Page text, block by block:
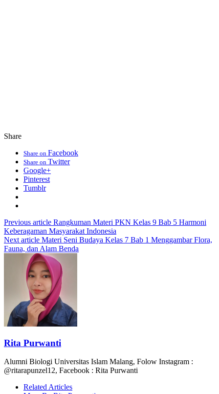
Share
Share on Facebook
Share on Twitter
Google+
Pinterest
Tumblr
Previous article Rangkuman Materi PKN Kelas 9 Bab 5 Harmoni
Keberagaman Masyarakat Indonesia
Next article Materi Seni Budaya Kelas 7 Bab 1 Menggambar Flora,
Fauna, dan Alam Benda
Rita Purwanti
Alumni Biologi Universitas Islam Malang, Folow Instagram :
@ritarapunzel12, Facebook : Rita Purwanti
Related Articles